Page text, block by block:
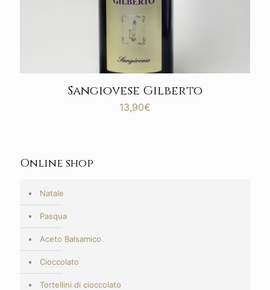
Sangiovese Gilberto
13,90€
Online shop
Natale
Pasqua
Aceto Balsamico
Cioccolato
Tortellini di cioccolato